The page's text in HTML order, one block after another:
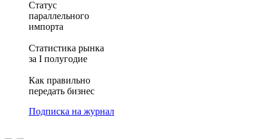
Статус
параллельного
импорта
Статистика рынка
за I полугодие
Как правильно
передать бизнес
Подписка на журнал